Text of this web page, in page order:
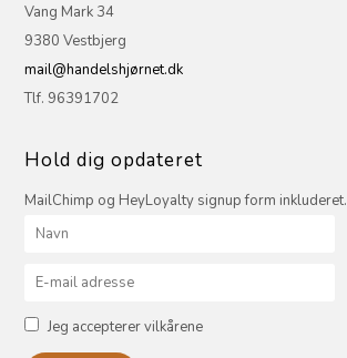
Vang Mark 34
9380 Vestbjerg
mail@handelshjørnet.dk
Tlf. 96391702
Hold dig opdateret
MailChimp og HeyLoyalty signup form inkluderet.
Jeg accepterer vilkårene